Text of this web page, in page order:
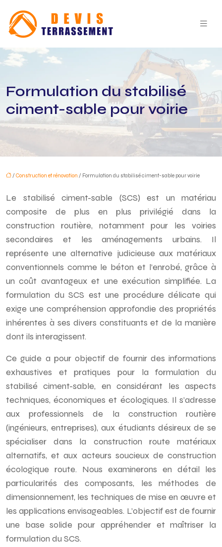
Formulation du stabilisé
ciment-sable pour voirie
/ Construction et rénovation / Formulation du stabilisé ciment-sable pour voirie
Le stabilisé ciment-sable (SCS) est un matériau
composite de plus en plus privilégié dans la
construction routière, notamment pour les voiries
secondaires et les aménagements urbains. Il
représente une alternative judicieuse aux matériaux
conventionnels comme le béton et l’enrobé, grâce à
un coût avantageux et une exécution simplifiée. La
formulation du SCS est une procédure délicate qui
exige une compréhension approfondie des propriétés
inhérentes à ses divers constituants et de la manière
dont ils interagissent.
Ce guide a pour objectif de fournir des informations
exhaustives et pratiques pour la formulation du
stabilisé ciment-sable, en considérant les aspects
techniques, économiques et écologiques. Il s’adresse
aux professionnels de la construction routière
(ingénieurs, entreprises), aux étudiants désireux de se
spécialiser dans la construction route matériaux
alternatifs, et aux acteurs soucieux de construction
écologique route. Nous examinerons en détail les
particularités des composants, les méthodes de
dimensionnement, les techniques de mise en œuvre et
les applications envisageables. L’objectif est de fournir
une base solide pour appréhender et maîtriser la
formulation du SCS.